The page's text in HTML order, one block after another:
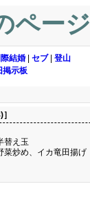
ページ
際結婚 セブ| 登山
掲示板
］
替え玉
菜炒め、イカ竜田揚げ